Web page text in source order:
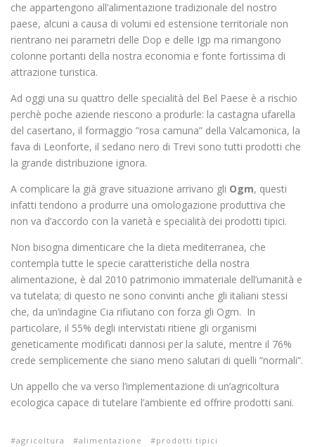
che appartengono all’alimentazione tradizionale del nostro
paese, alcuni a causa di volumi ed estensione territoriale non
rientrano nei parametri delle Dop e delle Igp ma rimangono
colonne portanti della nostra economia e fonte fortissima di
attrazione turistica.
Ad oggi una su quattro delle specialità del Bel Paese è a rischio
perchè poche aziende riescono a produrle: la castagna ufarella
del casertano, il formaggio ”rosa camuna” della Valcamonica, la
fava di Leonforte, il sedano nero di Trevi sono tutti prodotti che
la grande distribuzione ignora.
A complicare la già grave situazione arrivano gli Ogm, questi
infatti tendono a produrre una omologazione produttiva che
non va d’accordo con la varietà e specialità dei prodotti tipici.
Non bisogna dimenticare che la dieta mediterranea, che
contempla tutte le specie caratteristiche della nostra
alimentazione, è dal 2010 patrimonio immateriale dell’umanità e
va tutelata; di questo ne sono convinti anche gli italiani stessi
che, da un’indagine Cia rifiutano con forza gli Ogm. In
particolare, il 55% degli intervistati ritiene gli organismi
geneticamente modificati dannosi per la salute, mentre il 76%
crede semplicemente che siano meno salutari di quelli ”normali”.
Un appello che va verso l’implementazione di un’agricoltura
ecologica capace di tutelare l’ambiente ed offrire prodotti sani.
agricoltura alimentazione prodotti tipici